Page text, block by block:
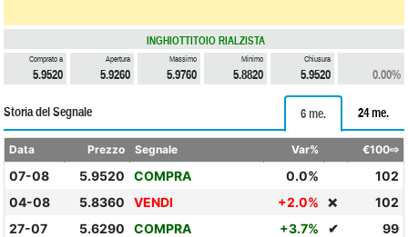
INGHIOTTITOIO RIALZISTA
Comprato a
5.9520
Apertura
5.9260
Massimo
5.9760
Minimo
5.8820
Chiusura
5.9520 0.00%
Storia del Segnale 6 me. 24 me.
Data Prezzo Segnale Var% €100⇨
07-08 5.9520 COMPRA 0.0%
102
04-08
5.8360 VENDI +2.0% ❌
102
27-07
5.6290 COMPRA +3.7% ✔
99